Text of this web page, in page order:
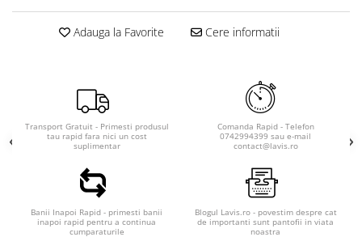
Adauga la Favorite Cere informatii
Transport Gratuit - Primesti produsul
tau rapid fara nici un cost
suplimentar
Comanda Rapid - Telefon
0742994399 sau e-mail
contact@lavis.ro
Banii Inapoi Rapid - primesti banii
inapoi rapid pentru a continua
cumparaturile
Blogul Lavis.ro - povestim despre cat
de importanti sunt pantofii in viata
noastra